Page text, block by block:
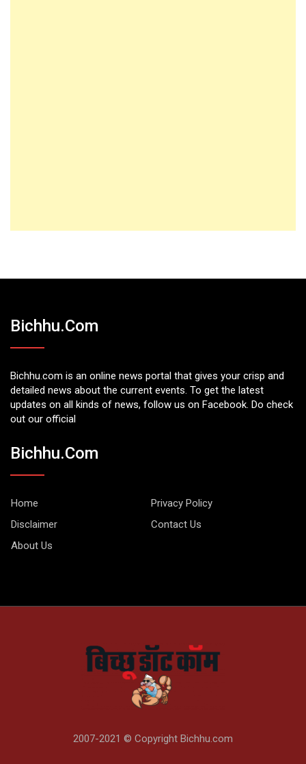
Bichhu.com
Bichhu.com is an online news portal that gives your crisp and
detailed news about the current events. To get the latest
updates on all kinds of news, follow us on Facebook. Do check
out our official
Bichhu.com
Home
Privacy Policy
Disclaimer
Contact Us
About Us
2007-2021 © Copyright Bichhu.com